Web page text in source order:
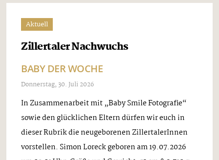
Aktuell
Zillertaler Nachwuchs
BABY DER WOCHE
Donnerstag, 30. Juli 2026
In Zusammenarbeit mit „Baby Smile Fotografie“
sowie den glücklichen Eltern dürfen wir euch in
dieser Rubrik die neugeborenen ZillertalerInnen
vorstellen. Simon Loreck geboren am 19.07.2026